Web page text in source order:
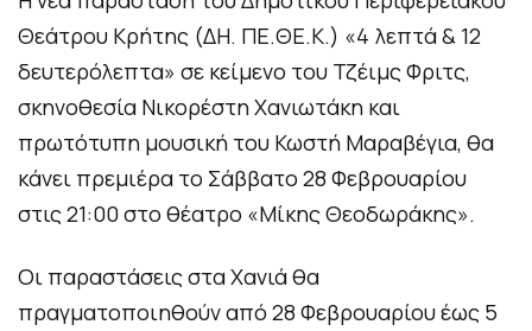
Θεάτρου Κρήτης (ΔΗ. ΠΕ.ΘΕ.Κ.) «4 λεπτά & 12
δευτερόλεπτα» σε κείμενο του Τζέιμς Φριτς,
σκηνοθεσία Νικορέστη Χανιωτάκη και
πρωτότυπη μουσική του Κωστή Μαραβέγια, θα
κάνει πρεμιέρα το Σάββατο 28 Φεβρουαρίου
στις 21:00 στο θέατρο «Μίκης Θεοδωράκης».
Οι παραστάσεις στα Χανιά θα
πραγματοποιηθούν από 28 Φεβρουαρίου έως 5